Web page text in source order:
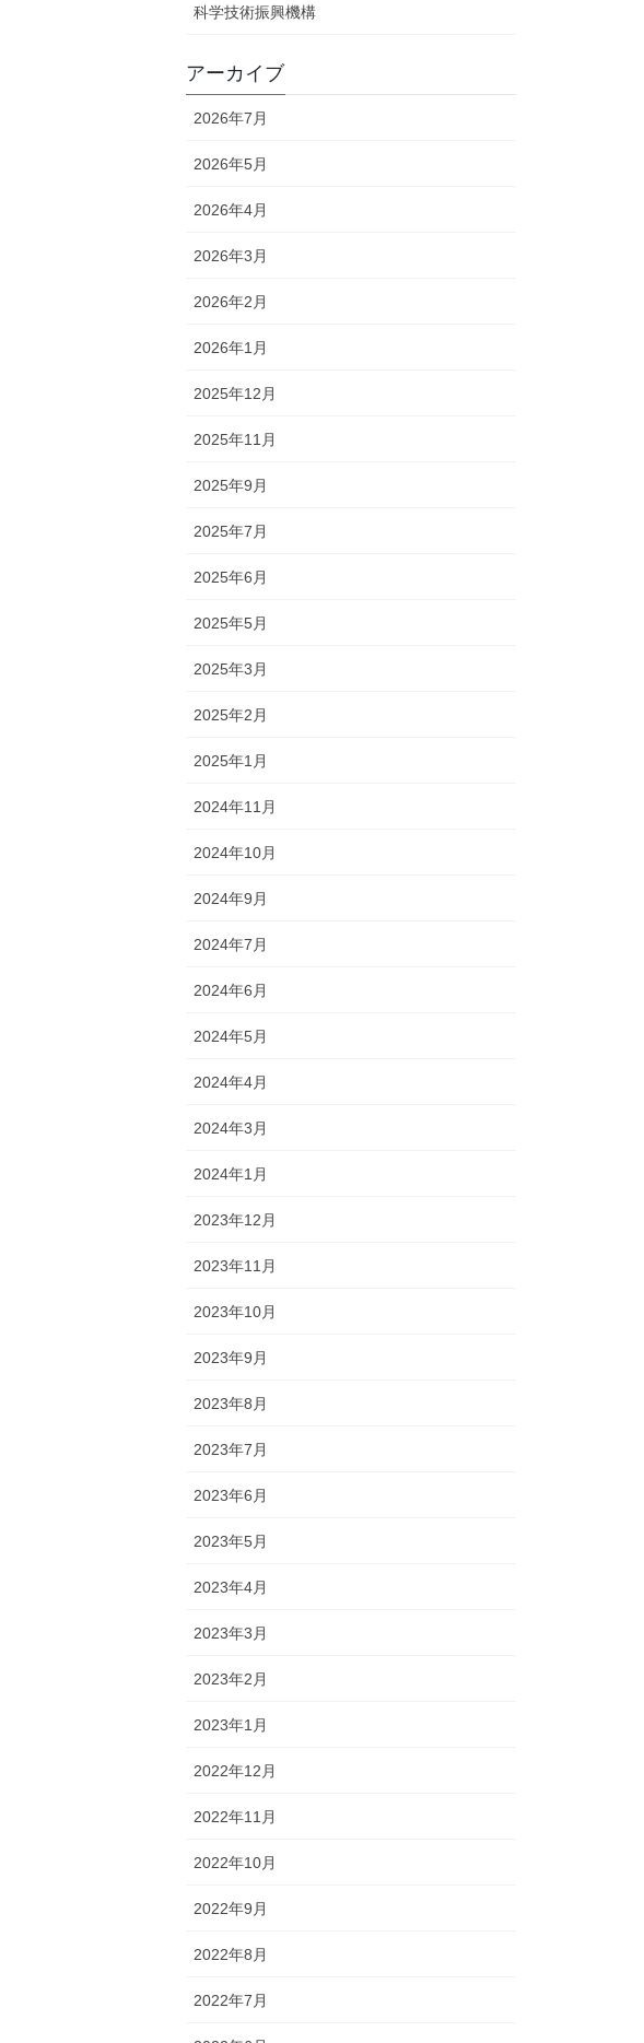
科学技術振興機構
アーカイブ
2026年7月
2026年5月
2026年4月
2026年3月
2026年2月
2026年1月
2025年12月
2025年11月
2025年9月
2025年7月
2025年6月
2025年5月
2025年3月
2025年2月
2025年1月
2024年11月
2024年10月
2024年9月
2024年7月
2024年6月
2024年5月
2024年4月
2024年3月
2024年1月
2023年12月
2023年11月
2023年10月
2023年9月
2023年8月
2023年7月
2023年6月
2023年5月
2023年4月
2023年3月
2023年2月
2023年1月
2022年12月
2022年11月
2022年10月
2022年9月
2022年8月
2022年7月